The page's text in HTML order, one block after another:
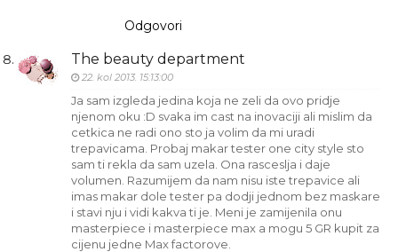
Odgovori
The beauty department
22. kol 2013. 15:13:00
Ja sam izgleda jedina koja ne zeli da ovo pridje
njenom oku :D svaka im cast na inovaciji ali mislim da
cetkica ne radi ono sto ja volim da mi uradi
trepavicama. Probaj makar tester one city style sto
sam ti rekla da sam uzela. Ona rasceslja i daje
volumen. Razumijem da nam nisu iste trepavice ali
imas makar dole tester pa dodji jednom bez maskare
i stavi nju i vidi kakva ti je. Meni je zamijenila onu
masterpiece i masterpiece max a mogu 5 GR kupit za
cijenu jedne Max factorove.